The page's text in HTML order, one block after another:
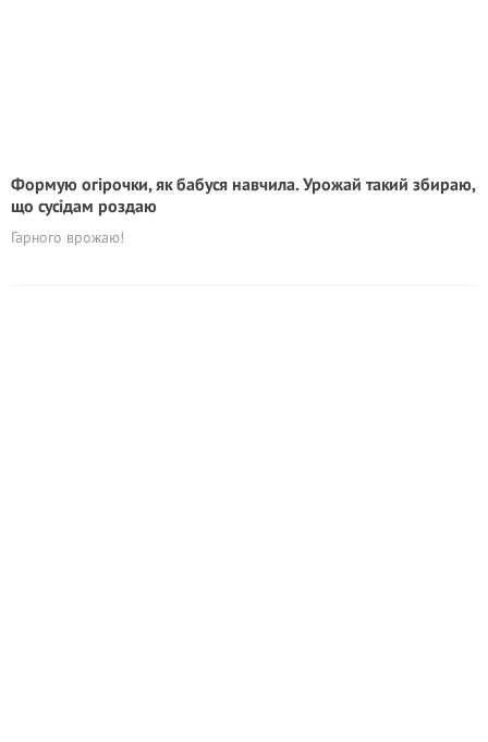
Формую огірочки, як бабуся навчила. Урожай такий збираю,
що сусідам роздаю
Гарного врожаю!